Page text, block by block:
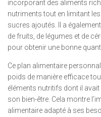
incorporant des aliments
nutriments tout en limitant
sucres ajoutés. Il a
de fruits, de légumes et de
pour obtenir une bonne
Ce plan alimentaire
poids de manière efficace
éléments nutritifs dont il
son bien-être. Cela montre
alimentaire adapté à ses